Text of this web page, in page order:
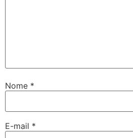
Nome *
E-mail *